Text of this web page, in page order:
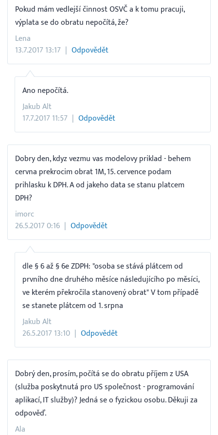
Pokud mám vedlejší činnost OSVČ a k tomu pracuji,
výplata se do obratu nepočítá, že?
Lena
13.7.2017 13:17
Odpovědět
Ano nepočítá.
Jakub Alt
17.7.2017 11:57
Odpovědět
Dobry den, kdyz vezmu vas modelovy priklad - behem
cervna prekrocim obrat 1M, 15. cervence podam
prihlasku k DPH. A od jakeho data se stanu platcem
DPH?
imorc
26.5.2017 0:16
Odpovědět
dle § 6 až § 6e ZDPH: "osoba se stává plátcem od
prvního dne druhého měsíce následujícího po měsíci,
ve kterém překročila stanovený obrat" V tom případě
se stanete plátcem od 1. srpna
Jakub Alt
26.5.2017 13:10
Odpovědět
Dobrý den, prosím, počítá se do obratu příjem z USA
(služba poskytnutá pro US společnost - programování
aplikací, IT služby)? Jedná se o fyzickou osobu. Děkuji za
odpověď.
Ala